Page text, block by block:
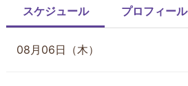
スケジュール プロフィール
08月06日（木）